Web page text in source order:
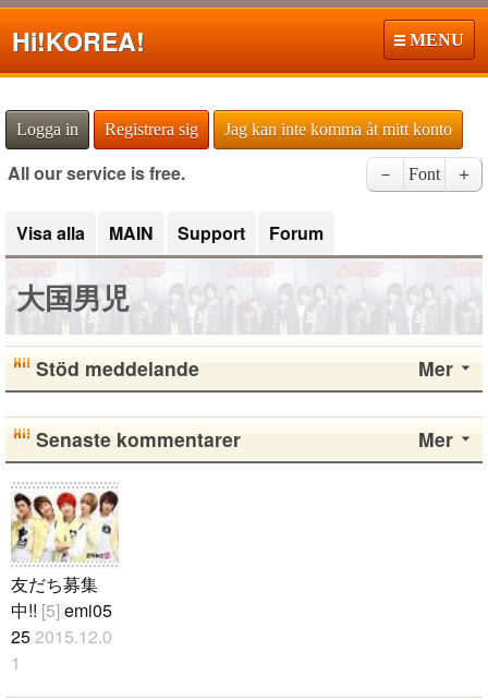
Hi!KOREA! MENU
Logga in Registrera sig Jag kan inte komma åt mitt konto
All our service is free. － Font ＋
Visa alla MAIN Support Forum
大国男児
Mer
Stöd meddelande
Mer
Senaste kommentarer
友だち募集
中!! [5]emi05
25 2015.12.0
1